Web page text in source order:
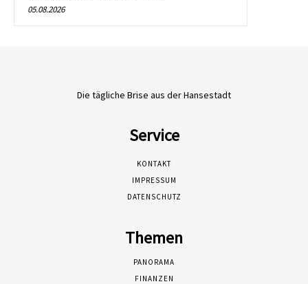
05.08.2026
Die tägliche Brise aus der Hansestadt
Service
KONTAKT
IMPRESSUM
DATENSCHUTZ
Themen
PANORAMA
FINANZEN